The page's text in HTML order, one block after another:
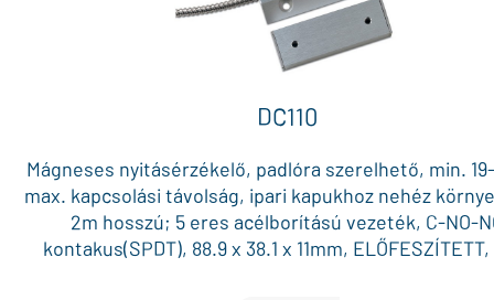
DC110
Mágneses nyitásérzékelő, padlóra szerelhető, min.
max. kapcsolási távolság, ipari kapukhoz nehéz
2m hosszú; 5 eres acélborítású vezeték, C-NO-
kontakus(SPDT), 88.9 x 38.1 x 11mm, ELŐFESZÍTETT,